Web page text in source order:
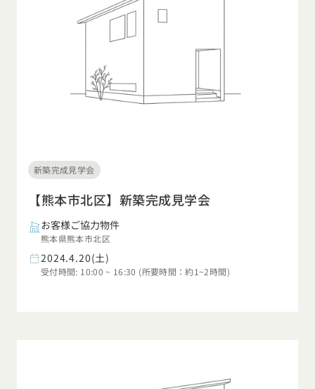
新築完成見学会
【熊本市北区】新築完成見学会
お客様ご協力物件
熊本県熊本市北区
2024.4.20(土)
受付時間: 10:00 ~ 16:30 (所要時間：約1~2時間)